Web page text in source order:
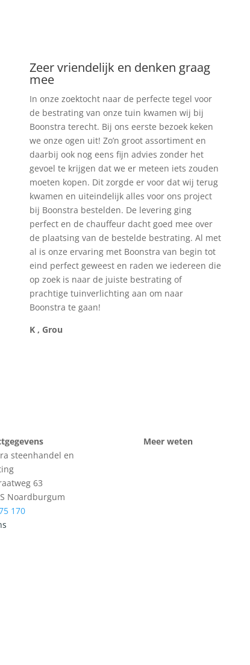
Zeer vriendelijk en denken graag
mee
In onze zoektocht naar de perfecte tegel voor
de bestrating van onze tuin kwamen wij bij
Boonstra terecht. Bij ons eerste bezoek keken
we onze ogen uit! Zo’n groot assortiment en
daarbij ook nog eens fijn advies zonder het
gevoel te krijgen dat we er meteen iets zouden
moeten kopen. Dit zorgde er voor dat wij terug
kwamen en uiteindelijk alles voor ons project
bij Boonstra bestelden. De levering ging
perfect en de chauffeur dacht goed mee over
de plaatsing van de bestelde bestrating. Al met
al is onze ervaring met Boonstra van begin tot
eind perfect geweest en raden we iedereen die
op zoek is naar de juiste bestrating of
prachtige tuinverlichting aan om naar
Boonstra te gaan!
K , Grou
steenhandel en
63
Noardburgum
170
Meer weten